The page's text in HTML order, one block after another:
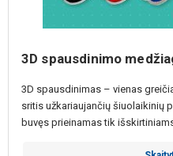
3D spausdinimo
3D spausdinimas – vienas
sritis užkariaujančių šiuolaikinių
buvęs prieinamas tik